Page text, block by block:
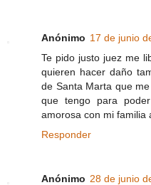
Anónimo 17 de junio
Te pido justo juez me
quieren hacer daño
de Santa Marta que
que tengo para
amorosa con mi familia
Responder
Anónimo 28 de junio